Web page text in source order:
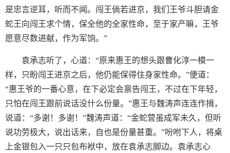
是忠言逆耳，听而不闻。闯王倘若进京，我们王爷斗胆请金
蛇王向闯王求个情，保全他的全家性命，至于家产嘛，王爷
愿意尽数进献，作为军饷。”
袁承志听了，心道：“原来惠王的想头跟曹化淳一模一
样，只盼闯王进京之后，他仍能保得住身家性命。”便道：
“惠王爷的一番心意，在下必定会禀告闯王，不过在下年轻，
只怕在闯王跟前说话没什么份量。”惠王与魏涛声连连作揖，
说道：“多谢！多谢！”魏涛声道：“金蛇营虽成军未久，但听
说功劳极大，说出话来，自也是份量甚重。”吩咐下人，将桌
上金银包入一只只包布袱中，放在袁承志脚边。袁承志心